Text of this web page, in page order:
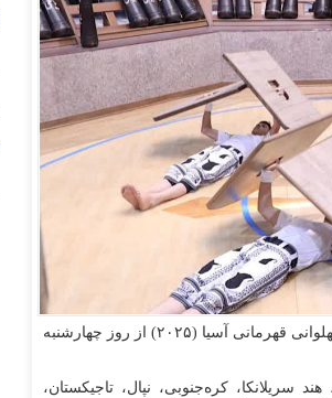
- هفتمین دوره مسابقات ورزشهای زورخانه‌ای و کشتی پهلوانی قهرمانی آسیا (۲۰۲۵) از روز چهارشنبه
پاکستان، هند سریلانکا، کره‌جنوبی، نپال، تاجیکستان،